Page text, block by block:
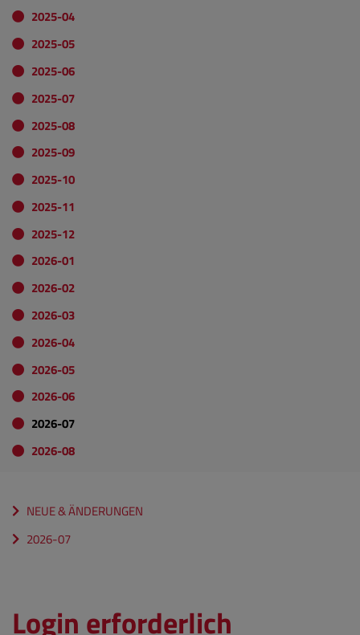
2025-04
2025-05
2025-06
2025-07
2025-08
2025-09
2025-10
2025-11
2025-12
2026-01
2026-02
2026-03
2026-04
2026-05
2026-06
2026-07
2026-08
NEUE & ÄNDERUNGEN
2026-07
Login erforderlich